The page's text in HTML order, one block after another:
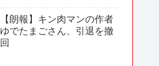
【朗報】キン肉マンの作者
ゆでたまごさん、引退を撤
回